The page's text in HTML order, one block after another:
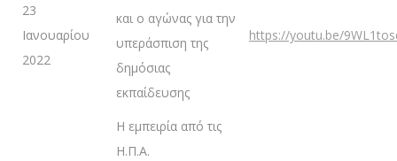
23
Ιανουαρίου
2022
και ο αγώνας για την
υπεράσπιση της
δημόσιας
εκπαίδευσης
Η εμπειρία από τις
Η.Π.Α.
https://youtu.be/